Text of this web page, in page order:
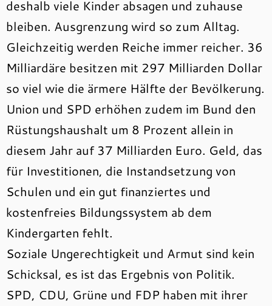
deshalb viele Kinder absagen und zuhause
bleiben. Ausgrenzung wird so zum Alltag.
Gleichzeitig werden Reiche immer reicher. 36
Milliardäre besitzen mit 297 Milliarden Dollar
so viel wie die ärmere Hälfte der Bevölkerung.
Union und SPD erhöhen zudem im Bund den
Rüstungshaushalt um 8 Prozent allein in
diesem Jahr auf 37 Milliarden Euro. Geld, das
für Investitionen, die Instandsetzung von
Schulen und ein gut finanziertes und
kostenfreies Bildungssystem ab dem
Kindergarten fehlt.
Soziale Ungerechtigkeit und Armut sind kein
Schicksal, es ist das Ergebnis von Politik.
SPD, CDU, Grüne und FDP haben mit ihrer